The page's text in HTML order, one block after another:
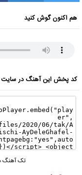
هم اکنون گوش کنید
کد پخش این آهنگ در سایت
تک آهنگ